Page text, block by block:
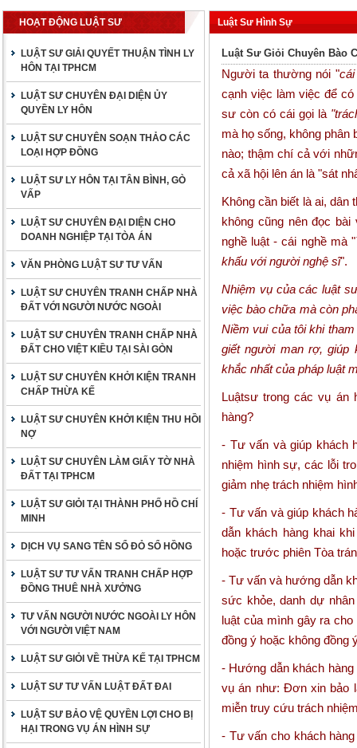
HOẠT ĐỘNG LUẬT SƯ
LUẬT SƯ GIẢI QUYẾT THUẬN TÌNH LY
HÔN TẠI TPHCM
LUẬT SƯ CHUYÊN ĐẠI DIỆN ỦY
QUYỀN LY HÔN
LUẬT SƯ CHUYÊN SOẠN THẢO CÁC
LOẠI HỢP ĐỒNG
LUẬT SƯ LY HÔN TẠI TÂN BÌNH, GÒ
VẤP
LUẬT SƯ CHUYÊN ĐẠI DIỆN CHO
DOANH NGHIỆP TẠI TÒA ÁN
VĂN PHÒNG LUẬT SƯ TƯ VẤN
LUẬT SƯ CHUYÊN TRANH CHẤP NHÀ
ĐẤT VỚI NGƯỜI NƯỚC NGOÀI
LUẬT SƯ CHUYÊN TRANH CHẤP NHÀ
ĐẤT CHO VIỆT KIỀU TẠI SÀI GÒN
LUẬT SƯ CHUYÊN KHỞI KIỆN TRANH
CHẤP THỪA KẾ
LUẬT SƯ CHUYÊN KHỞI KIỆN THU HỒI
NỢ
LUẬT SƯ CHUYÊN LÀM GIẤY TỜ NHÀ
ĐẤT TẠI TPHCM
LUẬT SƯ GIỎI TẠI THÀNH PHỐ HỒ CHÍ
MINH
DỊCH VỤ SANG TÊN SỔ ĐỎ SỔ HỒNG
LUẬT SƯ TƯ VẤN TRANH CHẤP HỢP
ĐỒNG THUÊ NHÀ XƯỞNG
TƯ VẤN NGƯỜI NƯỚC NGOÀI LY HÔN
VỚI NGƯỜI VIỆT NAM
LUẬT SƯ GIỎI VỀ THỪA KẾ TẠI TPHCM
LUẬT SƯ TƯ VẤN LUẬT ĐẤT ĐAI
LUẬT SƯ BẢO VỆ QUYỀN LỢI CHO BỊ
HẠI TRONG VỤ ÁN HÌNH SỰ
Luật Sư Hình Sự
Luật Sư Giỏi Chuyên Bào
Người ta thường nói "
cạnh việc làm việc để
sư còn có cái gọi là
mà họ sống, không phân
nào; thậm chí cả với
cả xã hội lên án là "sát
Không cần biết là ai,
không cũng nên đọc
nghề luật - cái nghề mà "
khấu với người nghệ sĩ".
Nhiệm vụ của các luật
việc bào chữa mà còn
Niềm vui của tôi khi
giết người man rợ, giúp
khắc nhất của pháp luật
Luậtsư trong các vụ án
hàng?
- Tư vấn và giúp khách
nhiệm hình sự, các lỗi
giảm nhẹ trách nhiệm
- Tư vấn và giúp khách
dẫn khách hàng khai
hoặc trước phiên Tòa
- Tư vấn và hướng dẫn
sức khỏe, danh dự
luật của mình gây ra
đồng ý hoặc không đồng
- Hướng dẫn khách hàng
vụ án như: Đơn xin bảo
miễn truy cứu trách
- Tư vấn cho khách